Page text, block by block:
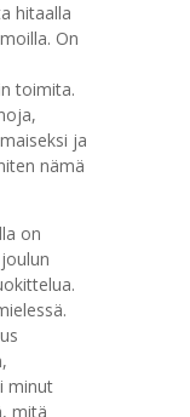
hitaalla
On
toimita.
ja
nämä
on
minut
mitä